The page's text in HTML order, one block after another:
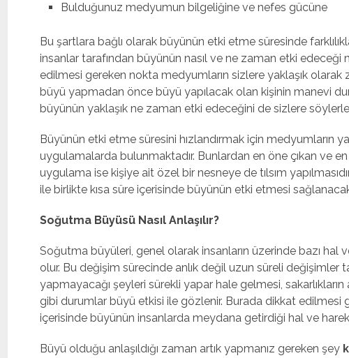
Bulduğunuz medyumun bilgeliğine ve nefes gücüne
Bu şartlara bağlı olarak büyünün etki etme süresinde
insanlar tarafından büyünün nasıl ve ne zaman etki edeceği
edilmesi gereken nokta medyumların sizlere yaklaşık
büyü yapmadan önce büyü yapılacak olan kişinin manevi
büyünün yaklaşık ne zaman etki edeceğini de sizlere
Büyünün etki etme süresini hızlandırmak için medyumların
uygulamalarda bulunmaktadır. Bunlardan en öne çıkan ve
uygulama ise kişiye ait özel bir nesneye de tılsım
ile birlikte kısa süre içerisinde büyünün etki etmesi
Soğutma Büyüsü Nasıl Anlaşılır?
Soğutma büyüleri, genel olarak insanların üzerinde bazı hal
olur. Bu değişim sürecinde anlık değil uzun süreli değişimler
yapmayacağı şeyleri sürekli yapar hale gelmesi, sakarlıkların
gibi durumlar büyü etkisi ile gözlenir. Burada dikkat edilmesi
içerisinde büyünün insanlarda meydana getirdiği hal ve
Büyü olduğu anlaşıldığı zaman artık yapmanız gereken şey